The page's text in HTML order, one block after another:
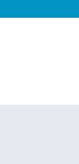
Unser